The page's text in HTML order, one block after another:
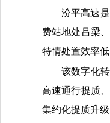
汾平高速
费站地处吕梁
特情处置效率
该数字化
高速通行提质
集约化提质升级